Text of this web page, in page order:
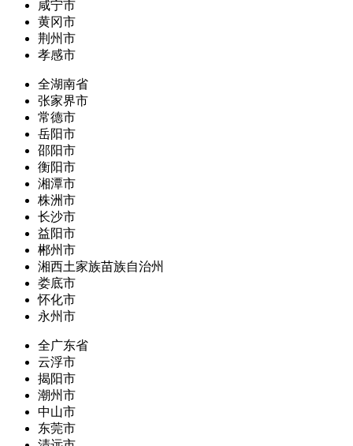
咸宁市
黄冈市
荆州市
孝感市
全湖南省
张家界市
常德市
岳阳市
邵阳市
衡阳市
湘潭市
株洲市
长沙市
益阳市
郴州市
湘西土家族苗族自治州
娄底市
怀化市
永州市
全广东省
云浮市
揭阳市
潮州市
中山市
东莞市